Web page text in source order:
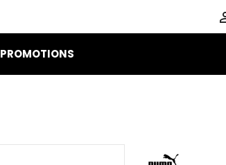
PROMOTIONS